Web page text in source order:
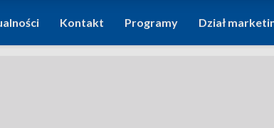
Kontakt Programy Dział